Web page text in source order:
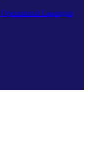
Lapangan